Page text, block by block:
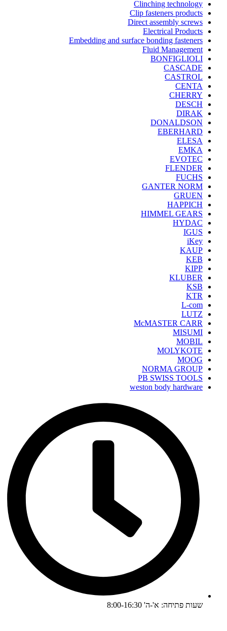
Clinching technology
Clip fasteners products
Direct assembly screws
Electrical Products
Embedding and surface bonding fasteners
Fluid Management
BONFIGLIOLI
CASCADE
CASTROL
CENTA
CHERRY
DESCH
DIRAK
DONALDSON
EBERHARD
ELESA
EMKA
EVOTEC
FLENDER
FUCHS
GANTER NORM
GRUEN
HAPPICH
HIMMEL GEARS
HYDAC
IGUS
iKey
KAUP
KEB
KIPP
KLUBER
KSB
KTR
L-com
LUTZ
McMASTER CARR
MISUMI
MOBIL
MOLYKOTE
MOOG
NORMA GROUP
PB SWISS TOOLS
weston body hardware
שעות פתיחה: א'-ה' 8:00-16:30